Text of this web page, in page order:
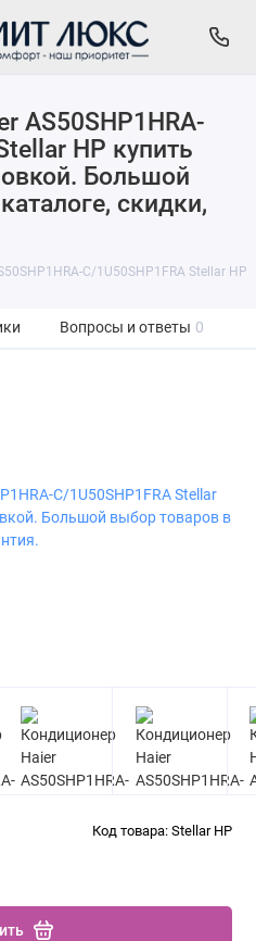
AS50SHP1HRA-
HP купить
Большой
скидки,
C/1U50SHP1FRA Stellar HP
Вопросы и ответы 0
Код товара: Stellar HP